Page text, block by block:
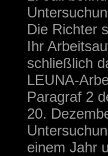
Die Richter
Ihr
schließlich
LEUNA-
Paragraf 2
20.
einem Jahr